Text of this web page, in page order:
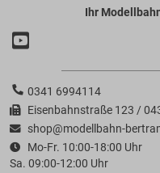
Ihr
0341 6994114
Eisenbahnstraße 123 /
shop@modellbahn-
Mo-Fr. 10:00-18:00 Uhr
Sa. 09:00-12:00 Uhr